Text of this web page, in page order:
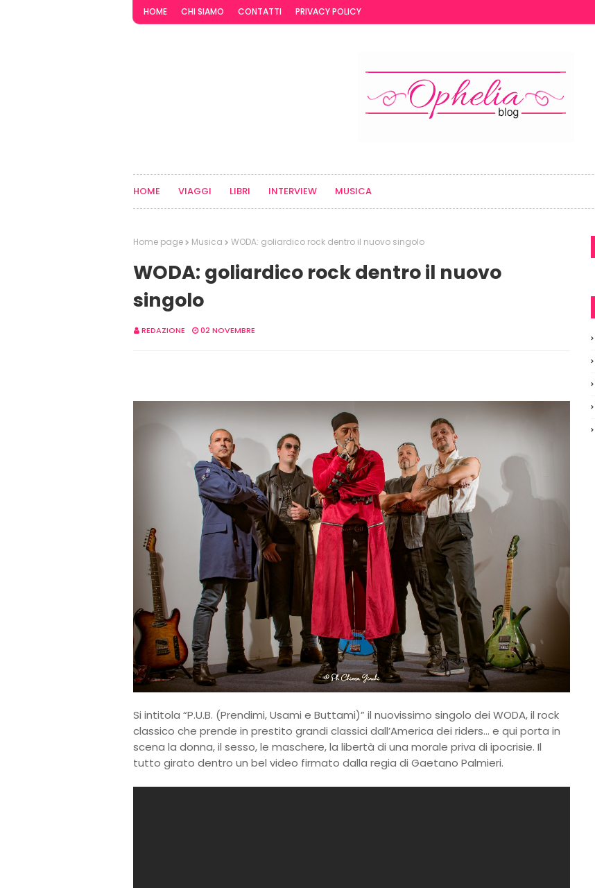
HOME CHI SIAMO CONTATTI PRIVACY POLICY
HOME VIAGGI LIBRI INTERVIEW MUSICA
Home page Musica WODA: goliardico rock dentro il nuovo singolo
WODA: goliardico rock dentro il nuovo
singolo
REDAZIONE 02 NOVEMBRE
Si intitola “P.U.B. (Prendimi, Usami e Buttami)” il nuovissimo singolo dei WODA, il rock
classico che prende in prestito grandi classici dall’America dei riders... e qui porta in
scena la donna, il sesso, le maschere, la libertà di una morale priva di ipocrisie. Il
tutto girato dentro un bel video firmato dalla regia di Gaetano Palmieri.